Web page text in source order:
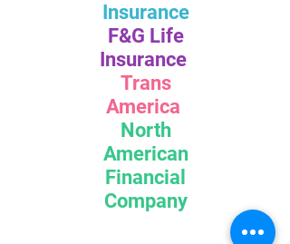
Insurance
F&G Life
Insurance
Trans
America
North
American
Financial
Company